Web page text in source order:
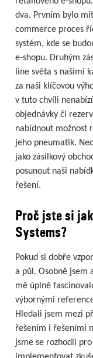
dva. Prvním bylo
commerce proces
systém, kde se
e-shopu. Druhým
line světa s našimi
za naši klíčovou
v tuto chvíli
objednávky či
nabídnout možnost
jeho pneumatik.
jako zásilkový
posunout naši
řešení.
Proč jste si
Systems?
Pokud si dobře
a půl. Osobně jsem
mě úplně
výbornými
Hledali jsem mezi
řešením i řešeními
jsme se rozhodli